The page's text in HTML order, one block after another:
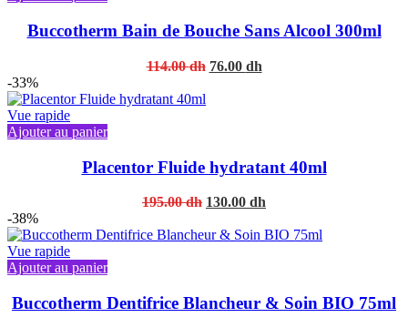
Buccotherm Bain de Bouche Sans Alcool 300ml
114.00dh Original
76.00 dhCurrent
-33%
Vue rapide
Ajouter au panier
Placentor Fluide hydratant 40ml
195.00dh Original
was:
130.00 dh
is:
-38%
Vue rapide
Ajouter au panier
Buccotherm Dentifrice Blancheur & Soin BIO 75ml